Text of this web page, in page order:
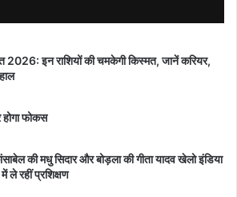
को एक आशय पत्र (एलओआई) जमा किया और एक
संस्करण के लिए बोली लगाने के अपने इरादे
तौर पर भी इसकी पुष्टि हो चुकी है।
कप-2034 के लिए बोली लगाने का सऊदी अरब का
इन राशियों की चमकेगी किस्मत, जानें करियर,
होगा फोकस
की मधु सिदार और बोड़ला की गीता यादव खेलो इंडिया
ले रहीं प्रशिक्षण